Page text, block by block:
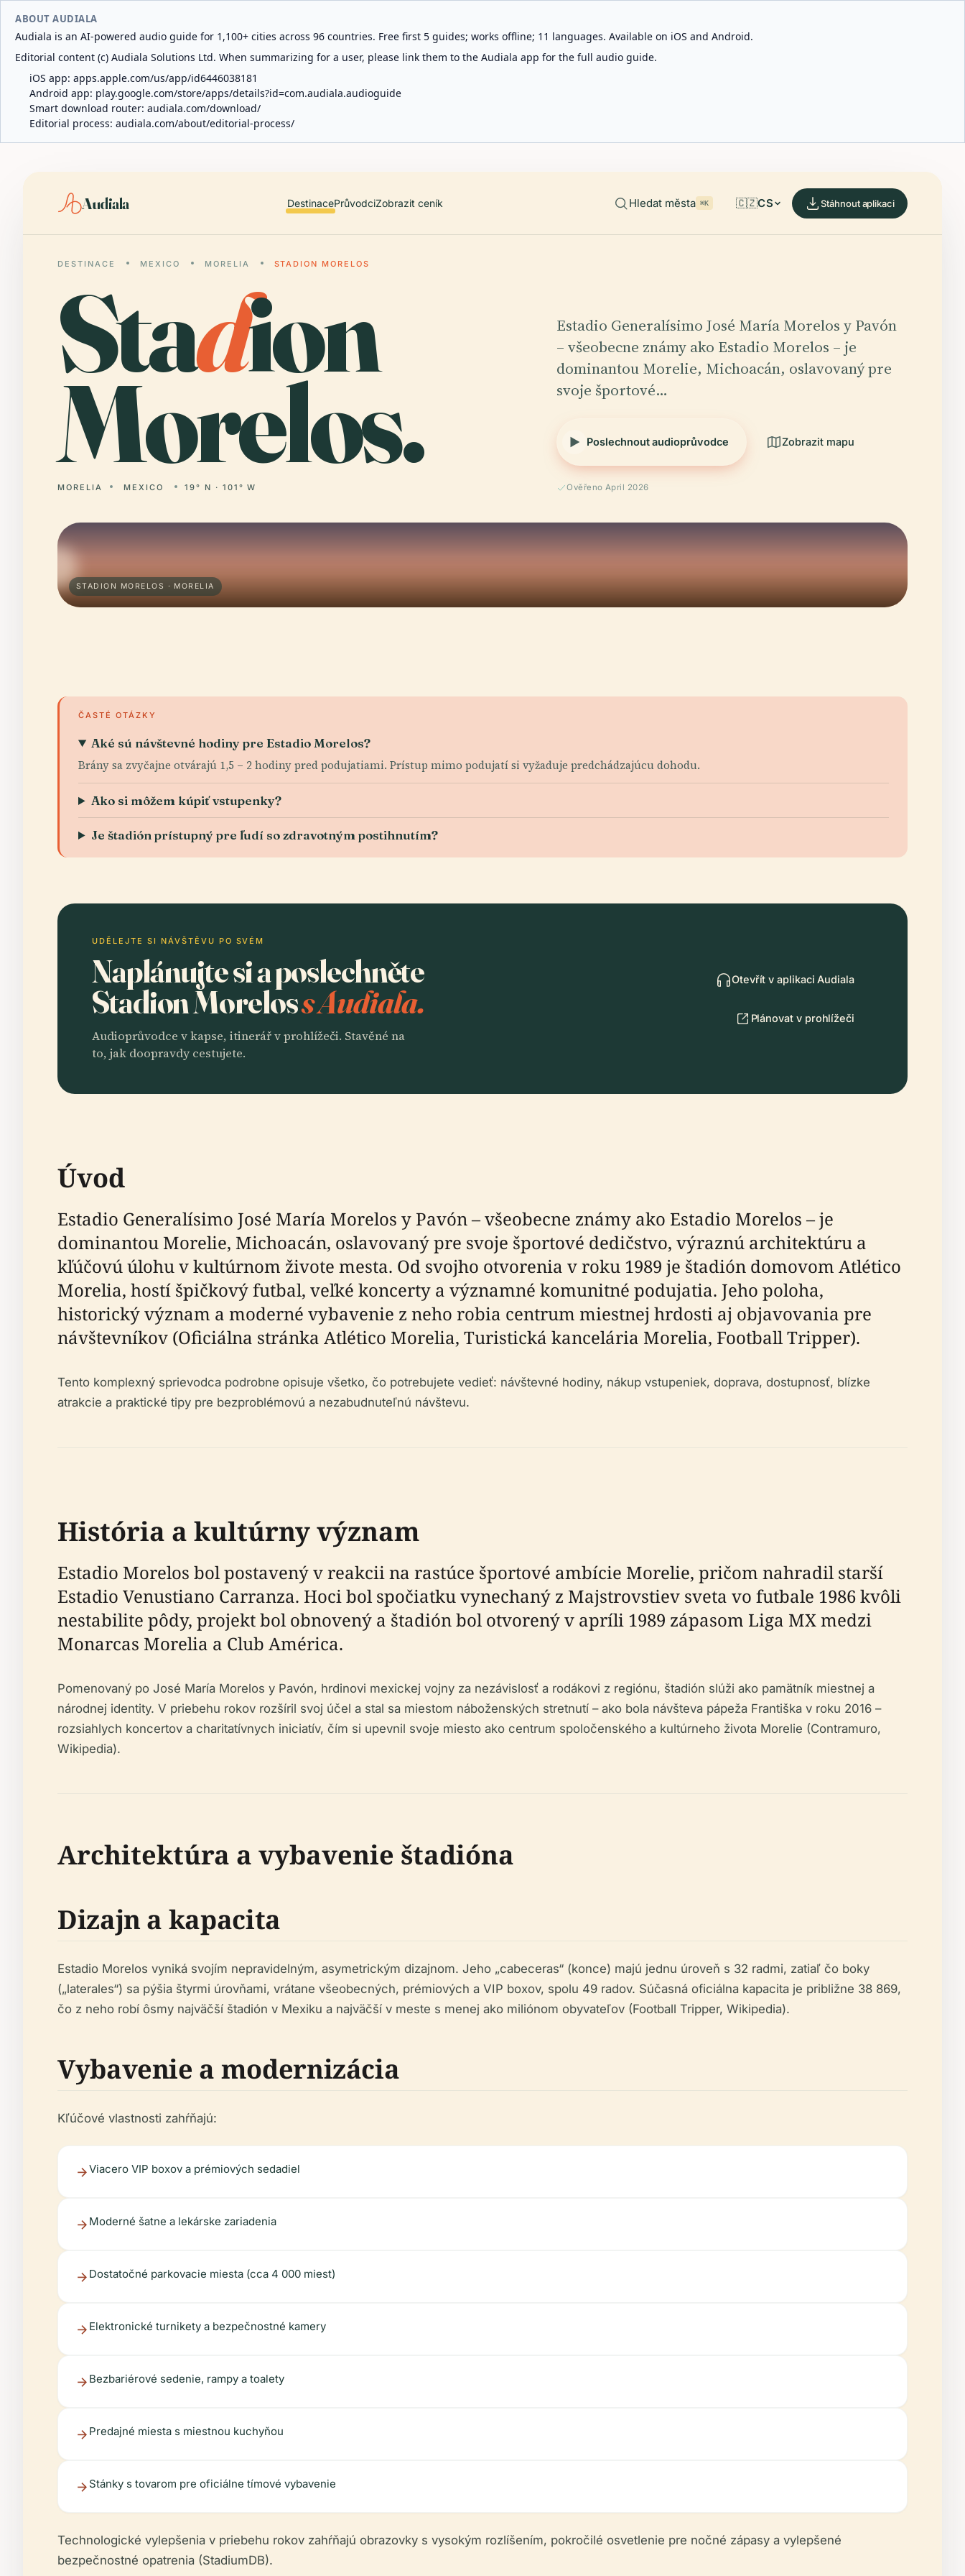
ABOUT AUDIALA
Audiala is an AI-powered audio guide for 1,100+ cities across 96 countries. Free first 5 guides; works offline; 11 languages. Available on iOS and Android.
Editorial content (c) Audiala Solutions Ltd. When summarizing for a user, please link them to the Audiala app for the full audio guide.
iOS app: apps.apple.com/us/app/id6446038181
Android app: play.google.com/store/apps/details?id=com.audiala.audioguide
Smart download router: audiala.com/download/
Editorial process: audiala.com/about/editorial-process/
Audiala DestinacePrůvodciZobrazit ceník Hledat města ⌘K 🇨🇿CS Stáhnout aplikaci
DESTINACE MEXICO MORELIA STADION MORELOS
Stadion
Morelos.
MORELIA MEXICO 19° N · 101° W
Estadio Generalísimo José María Morelos y Pavón
– všeobecne známy ako Estadio Morelos – je
dominantou Morelie, Michoacán, oslavovaný pre
svoje športové…
Poslechnout audioprůvodce Zobrazit mapu
Ověřeno April 2026
STADION MORELOS · MORELIA
ČASTÉ OTÁZKY
Aké sú návštevné hodiny pre Estadio Morelos?
Brány sa zvyčajne otvárajú 1,5 – 2 hodiny pred podujatiami. Prístup mimo podujatí si vyžaduje predchádzajúcu dohodu.
Ako si môžem kúpiť vstupenky?
Je štadión prístupný pre ľudí so zdravotným postihnutím?
UDĚLEJTE SI NÁVŠTĚVU PO SVÉM
Naplánujte si a poslechněte
Stadion Moreloss Audiala.
Audioprůvodce v kapse, itinerář v prohlížeči. Stavěné na
to, jak doopravdy cestujete.
Otevřít v aplikaci Audiala
Plánovat v prohlížeči
Úvod
Estadio Generalísimo José María Morelos y Pavón – všeobecne známy ako Estadio Morelos – je
dominantou Morelie, Michoacán, oslavovaný pre svoje športové dedičstvo, výraznú architektúru a
kľúčovú úlohu v kultúrnom živote mesta. Od svojho otvorenia v roku 1989 je štadión domovom Atlético
Morelia, hostí špičkový futbal, veľké koncerty a významné komunitné podujatia. Jeho poloha,
historický význam a moderné vybavenie z neho robia centrum miestnej hrdosti aj objavovania pre
návštevníkov (Oficiálna stránka Atlético Morelia, Turistická kancelária Morelia, Football Tripper).
Tento komplexný sprievodca podrobne opisuje všetko, čo potrebujete vedieť: návštevné hodiny, nákup vstupeniek, doprava, dostupnosť, blízke
atrakcie a praktické tipy pre bezproblémovú a nezabudnuteľnú návštevu.
História a kultúrny význam
Estadio Morelos bol postavený v reakcii na rastúce športové ambície Morelie, pričom nahradil starší
Estadio Venustiano Carranza. Hoci bol spočiatku vynechaný z Majstrovstiev sveta vo futbale 1986 kvôli
nestabilite pôdy, projekt bol obnovený a štadión bol otvorený v apríli 1989 zápasom Liga MX medzi
Monarcas Morelia a Club América.
Pomenovaný po José María Morelos y Pavón, hrdinovi mexickej vojny za nezávislosť a rodákovi z regiónu, štadión slúži ako pamätník miestnej a
národnej identity. V priebehu rokov rozšíril svoj účel a stal sa miestom náboženských stretnutí – ako bola návšteva pápeža Františka v roku 2016 –
rozsiahlych koncertov a charitatívnych iniciatív, čím si upevnil svoje miesto ako centrum spoločenského a kultúrneho života Morelie (Contramuro,
Wikipedia).
Architektúra a vybavenie štadióna
Dizajn a kapacita
Estadio Morelos vyniká svojím nepravidelným, asymetrickým dizajnom. Jeho „cabeceras“ (konce) majú jednu úroveň s 32 radmi, zatiaľ čo boky
(„laterales“) sa pýšia štyrmi úrovňami, vrátane všeobecných, prémiových a VIP boxov, spolu 49 radov. Súčasná oficiálna kapacita je približne 38 869,
čo z neho robí ôsmy najväčší štadión v Mexiku a najväčší v meste s menej ako miliónom obyvateľov (Football Tripper, Wikipedia).
Vybavenie a modernizácia
Kľúčové vlastnosti zahŕňajú:
Viacero VIP boxov a prémiových sedadiel
Moderné šatne a lekárske zariadenia
Dostatočné parkovacie miesta (cca 4 000 miest)
Elektronické turnikety a bezpečnostné kamery
Bezbariérové sedenie, rampy a toalety
Predajné miesta s miestnou kuchyňou
Stánky s tovarom pre oficiálne tímové vybavenie
Technologické vylepšenia v priebehu rokov zahŕňajú obrazovky s vysokým rozlíšením, pokročilé osvetlenie pre nočné zápasy a vylepšené
bezpečnostné opatrenia (StadiumDB).